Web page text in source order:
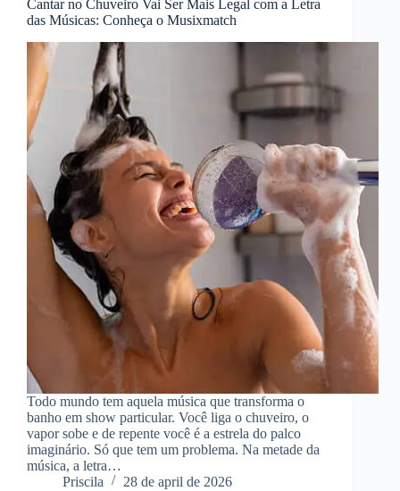
Cantar no Chuveiro Vai Ser Mais Legal com a Letra
das Músicas: Conheça o Musixmatch
Todo mundo tem aquela música que transforma o
banho em show particular. Você liga o chuveiro, o
vapor sobe e de repente você é a estrela do palco
imaginário. Só que tem um problema. Na metade da
música, a letra…
Priscila
28 de april de 2026